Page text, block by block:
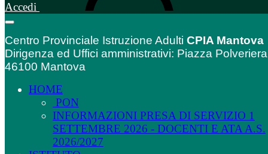
Accedi
Centro Provinciale Istruzione Adulti CPIA Mantova
Dirigenza ed Uffici amministrativi: Piazza
46100 Mantova
HOME
PON
INFORMAZIONI PRESA DI SERVIZIO 1
SETTEMBRE 2026 - DOCENTI E ATA A.S.
2026/2027